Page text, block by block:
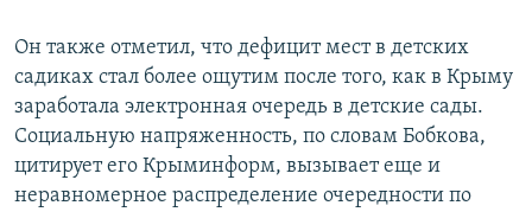
Он также отметил, что дефицит мест в детских
садиках стал более ощутим после того, как в Крыму
заработала электронная очередь в детские сады.
Социальную напряженность, по словам Бобкова,
цитирует его Крыминформ, вызывает еще и
неравномерное распределение очередности по